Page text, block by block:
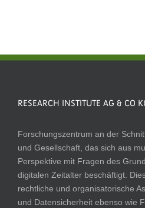
RESEARCH INSTITUTE AG & CO
Forschungszentrum an der
und Gesellschaft, das sich aus
Perspektive mit Fragen des
digitalen Zeitalter beschäftigt.
rechtliche und organisatorische
und Datensicherheit ebenso wie